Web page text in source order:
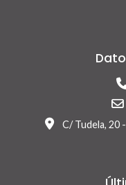
C/ Tudela, 20